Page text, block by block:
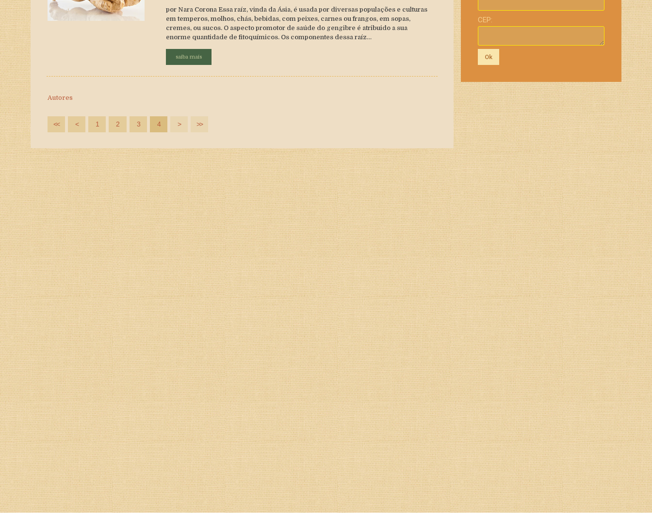
por Nara Corona Essa raíz, vinda da Ásia, é usada por diversas populações e culturas
em temperos, molhos, chás, bebidas, com peixes, carnes ou frangos, em sopas,
cremes, ou sucos. O aspecto promotor de saúde do gengibre é atribuido a sua
enorme quantidade de fitoquímicos. Os componentes dessa raíz…
saiba mais
Autores
<< < 1 2 3 4 > >>
CEP:
Ok